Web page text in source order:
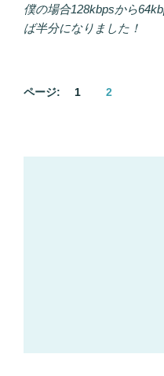
僕の場合128kbpsから
ば半分になりました！
ページ: 1 2